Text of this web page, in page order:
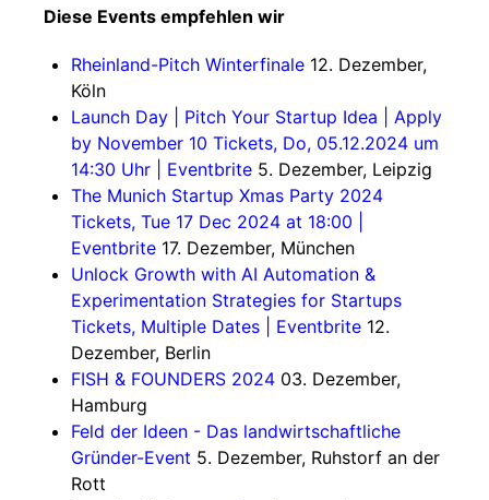
Diese Events empfehlen wir
Rheinland-Pitch Winterfinale 12. Dezember,
Köln
Launch Day | Pitch Your Startup Idea | Apply
by November 10 Tickets, Do, 05.12.2024 um
14:30 Uhr | Eventbrite 5. Dezember, Leipzig
The Munich Startup Xmas Party 2024
Tickets, Tue 17 Dec 2024 at 18:00 |
Eventbrite 17. Dezember, München
Unlock Growth with AI Automation &
Experimentation Strategies for Startups
Tickets, Multiple Dates | Eventbrite 12.
Dezember, Berlin
FISH & FOUNDERS 2024 03. Dezember,
Hamburg
Feld der Ideen - Das landwirtschaftliche
Gründer-Event 5. Dezember, Ruhstorf an der
Rott